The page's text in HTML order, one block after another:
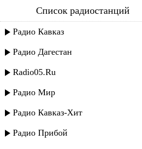
шамо - новая
Список радиостанций
Радио Кавказ
Радио Дагестан
Radio05.Ru
Радио Мир
Радио Кавказ-Хит
Радио Прибой
Шамо - Новая
Гаджилав Гаджилаев - Новая
Шамо и Макка - Родина